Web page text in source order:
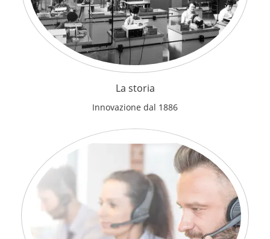
La storia
Innovazione dal 1886